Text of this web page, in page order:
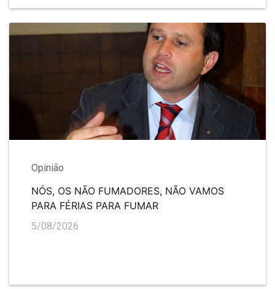
Opinião
NÓS, OS NÃO FUMADORES, NÃO VAMOS
PARA FÉRIAS PARA FUMAR
5/08/2026